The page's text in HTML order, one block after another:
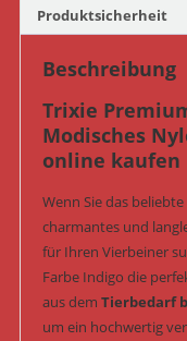
30924
|
Menge
Produktsicherheit
Beschreibung
Trixie
Modisches
online kaufen
Wenn Sie das beliebte
charmantes und
für Ihren Vierbeiner
Farbe Indigo die
aus dem Tierbedarf
um ein hochwertig